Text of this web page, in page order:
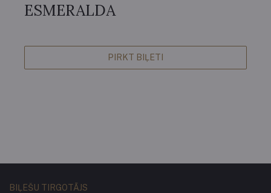
ESMERALDA
PIRKT BIĻETI
BIĻEŠU TIRGOTĀJS